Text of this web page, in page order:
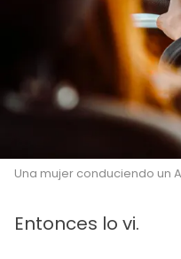
Una mujer conduciendo un
Entonces lo vi.